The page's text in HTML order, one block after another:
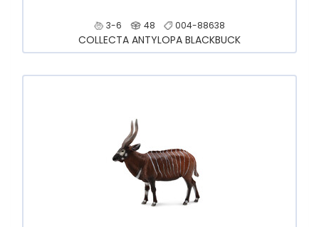
3-6 48 004-88638
COLLECTA ANTYLOPA BLACKBUCK